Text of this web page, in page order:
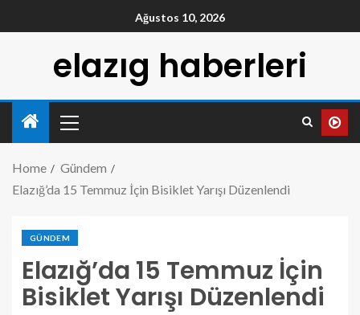
Ağustos 10, 2026
elazıg haberleri
Home
Gündem
Elazığ’da 15 Temmuz İçin Bisiklet Yarışı Düzenlendi
GÜNDEM
Elazığ’da 15 Temmuz İçin
Bisiklet Yarışı Düzenlendi